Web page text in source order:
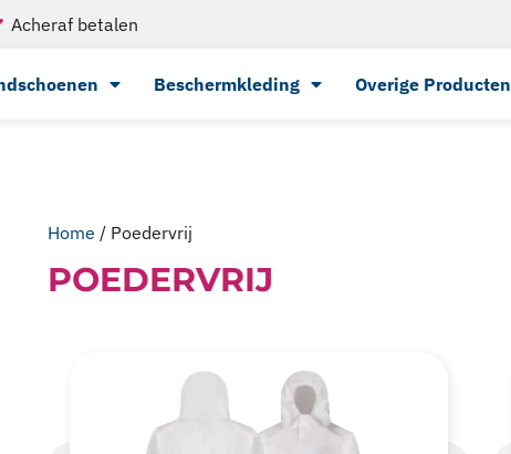
Acheraf betalen
Beschermkleding Overige Producten
Home / Poedervrij
POEDERVRIJ